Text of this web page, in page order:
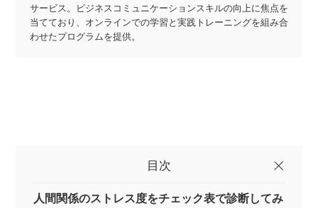
サービス。ビジネスコミュニケーションスキルの向上に焦点を
当てており、オンラインでの学習と実践トレーニングを組み合
わせたプログラムを提供。
目次
人間関係のストレス度をチェック表で診断してみ